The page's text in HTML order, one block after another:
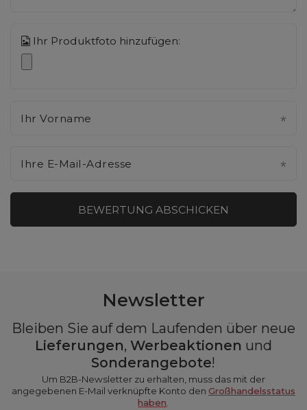
Ihr Produktfoto hinzufügen:
Ihr Vorname
Ihre E-Mail-Adresse
BEWERTUNG ABSCHICKEN
Newsletter
Bleiben Sie auf dem Laufenden über neue
Lieferungen, Werbeaktionen und
Sonderangebote!
Um B2B-Newsletter zu erhalten, muss das mit der
angegebenen E-Mail verknüpfte Konto den Großhandelsstatus
haben